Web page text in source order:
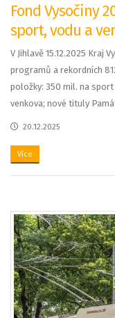
Fond Vysočiny
sport, vodu a
V Jihlavě 15.12.2025 Kraj
programů a rekordních
položky: 350 mil. na sport
venkova; nové tituly
20.12.2025
Více